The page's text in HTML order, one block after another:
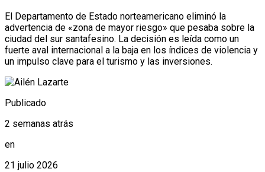
El Departamento de Estado norteamericano eliminó la
advertencia de «zona de mayor riesgo» que pesaba sobre la
ciudad del sur santafesino. La decisión es leída como un
fuerte aval internacional a la baja en los índices de violencia y
un impulso clave para el turismo y las inversiones.
Publicado
2 semanas atrás
en
21 julio 2026